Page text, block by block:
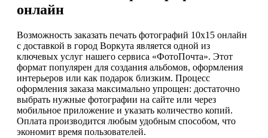
онлайн
Возможность заказать печать фотографий 10х15 онлайн
с доставкой в город Воркута является одной из
ключевых услуг нашего сервиса «ФотоПочта». Этот
формат популярен для создания альбомов, оформления
интерьеров или как подарок близким. Процесс
оформления заказа максимально упрощен: достаточно
выбрать нужные фотографии на сайте или через
мобильное приложение и указать количество копий.
Оплата производится любым удобным способом, что
экономит время пользователей.